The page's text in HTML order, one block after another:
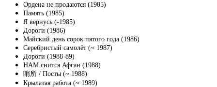
Ордена не продаются (1985)
Память (1985)
Я вернусь (-1985)
Дороги (1986)
Майский день сорок пятого года (1986)
Серебристый самолёт (~ 1987)
Дороги (1988-89)
НАМ снится Афган (1988)
哨所 / Посты (~ 1988)
Крылатая работа (~ 1989)